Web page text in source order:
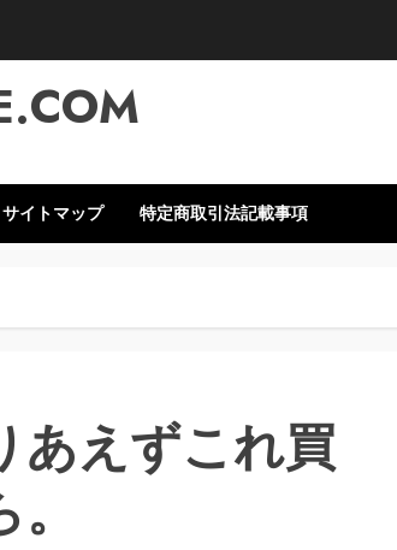
サイトマップ 特定商取引法記載事項
あえずこれ買